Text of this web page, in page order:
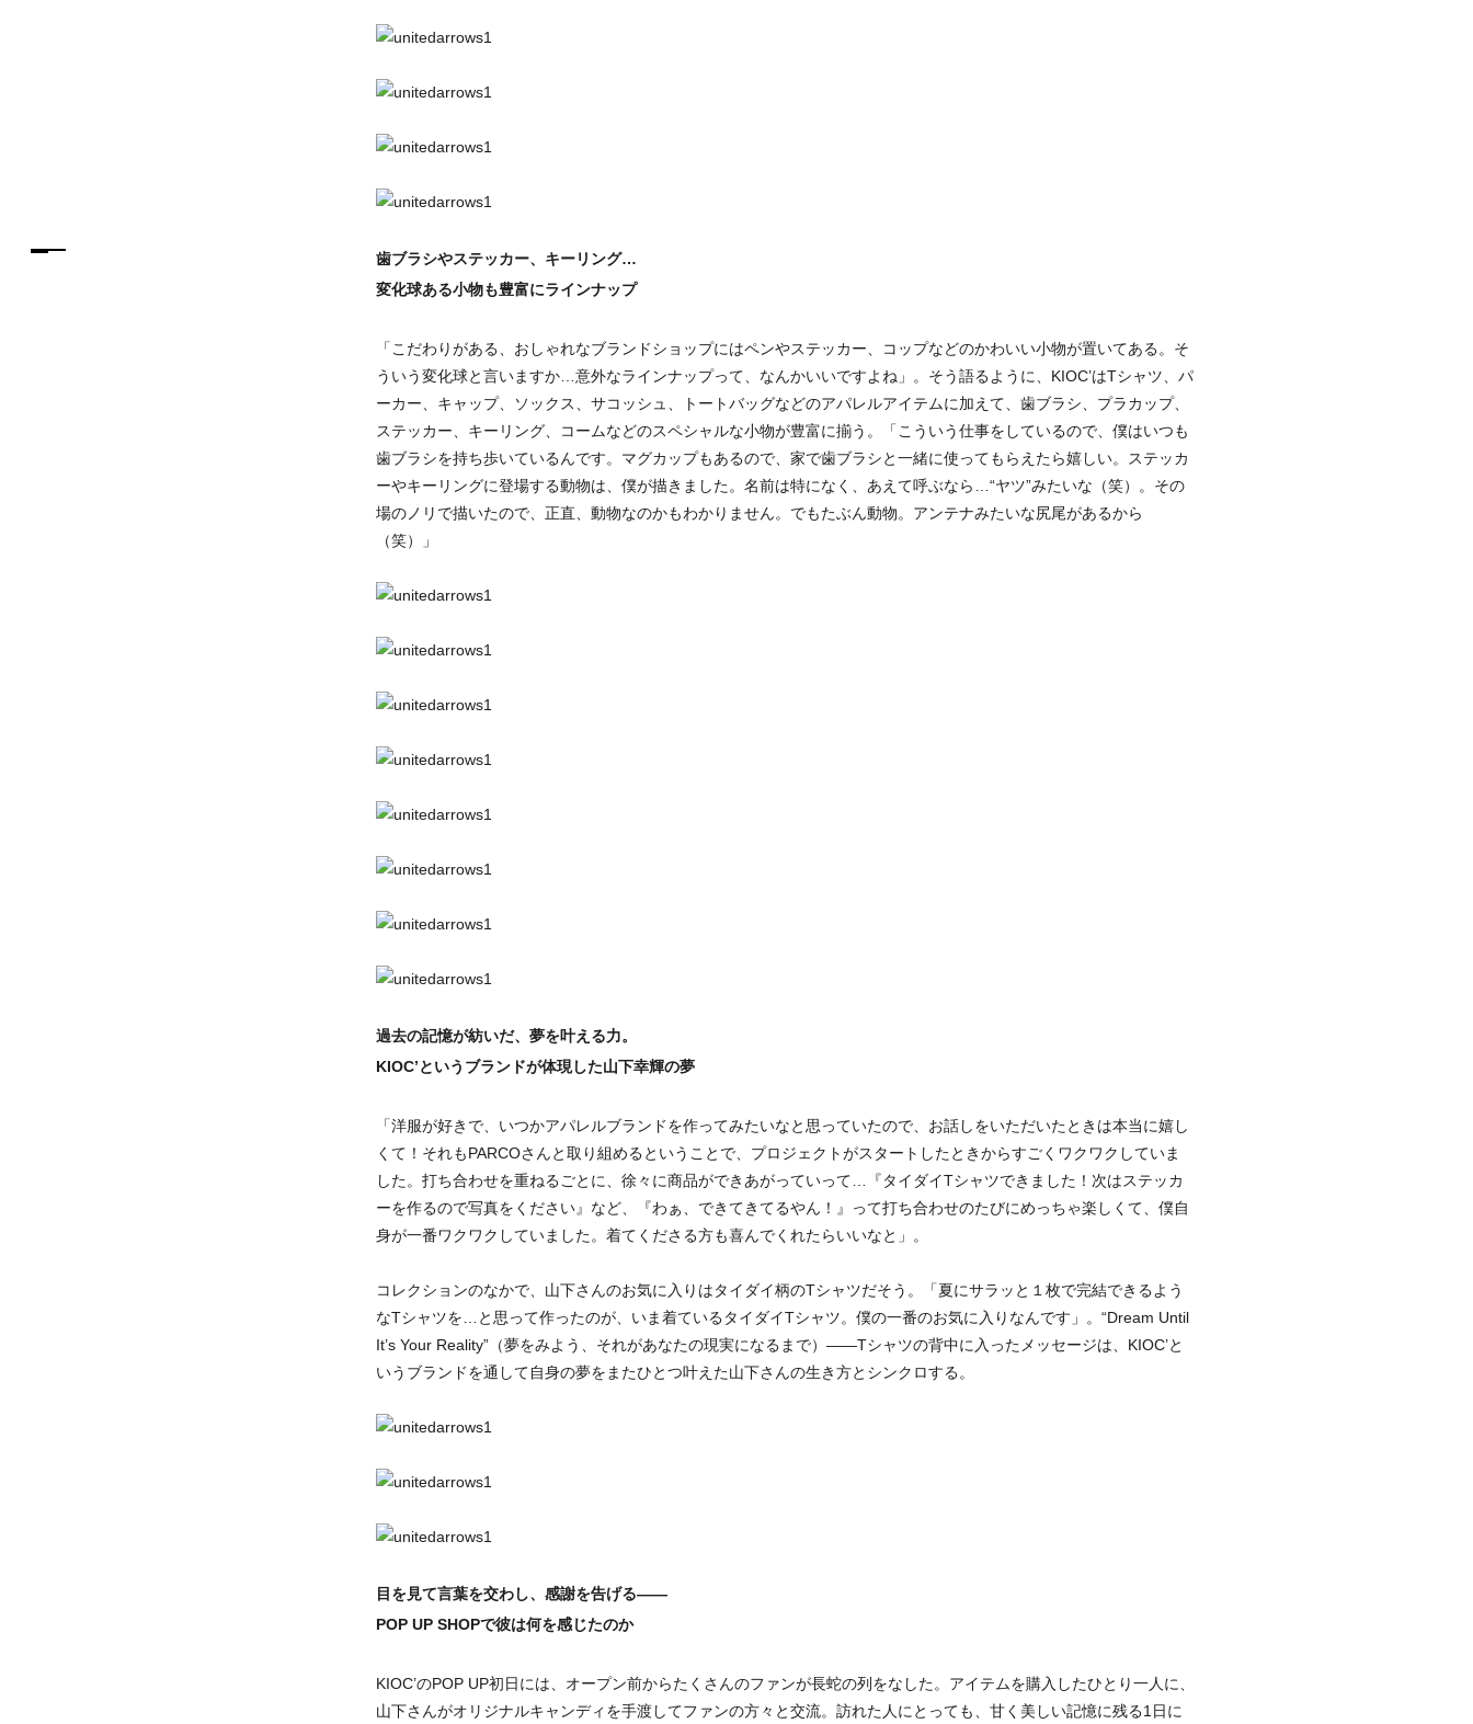
歯ブラシやステッカー、キーリング…
変化球ある小物も豊富にラインナップ
「こだわりがある、おしゃれなブランドショップにはペンやステッカー、コップなどのかわいい小物が置いてある。そ
ういう変化球と言いますか…意外なラインナップって、なんかいいですよね」。そう語るように、KIOC’はTシャツ、パ
ーカー、キャップ、ソックス、サコッシュ、トートバッグなどのアパレルアイテムに加えて、歯ブラシ、プラカップ、
ステッカー、キーリング、コームなどのスペシャルな小物が豊富に揃う。「こういう仕事をしているので、僕はいつも
歯ブラシを持ち歩いているんです。マグカップもあるので、家で歯ブラシと一緒に使ってもらえたら嬉しい。ステッカ
ーやキーリングに登場する動物は、僕が描きました。名前は特になく、あえて呼ぶなら…“ヤツ”みたいな（笑）。その
場のノリで描いたので、正直、動物なのかもわかりません。でもたぶん動物。アンテナみたいな尻尾があるから
（笑）」
過去の記憶が紡いだ、夢を叶える力。
KIOC’というブランドが体現した山下幸輝の夢
「洋服が好きで、いつかアパレルブランドを作ってみたいなと思っていたので、お話しをいただいたときは本当に嬉し
くて！それもPARCOさんと取り組めるということで、プロジェクトがスタートしたときからすごくワクワクしていま
した。打ち合わせを重ねるごとに、徐々に商品ができあがっていって…『タイダイTシャツできました！次はステッカ
ーを作るので写真をください』など、『わぁ、できてきてるやん！』って打ち合わせのたびにめっちゃ楽しくて、僕自
身が一番ワクワクしていました。着てくださる方も喜んでくれたらいいなと」。
コレクションのなかで、山下さんのお気に入りはタイダイ柄のTシャツだそう。「夏にサラッと１枚で完結できるよう
なTシャツを…と思って作ったのが、いま着ているタイダイTシャツ。僕の一番のお気に入りなんです」。“Dream Until
It’s Your Reality”（夢をみよう、それがあなたの現実になるまで）――Tシャツの背中に入ったメッセージは、KIOC’と
いうブランドを通して自身の夢をまたひとつ叶えた山下さんの生き方とシンクロする。
目を見て言葉を交わし、感謝を告げる――
POP UP SHOPで彼は何を感じたのか
KIOC’のPOP UP初日には、オープン前からたくさんのファンが長蛇の列をなした。アイテムを購入したひとり一人に、
山下さんがオリジナルキャンディを手渡してファンの方々と交流。訪れた人にとっても、甘く美しい記憶に残る1日に